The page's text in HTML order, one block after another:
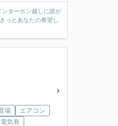
ターホン越しに誰が
っとあなたの希望し
場
エアコン
電気有